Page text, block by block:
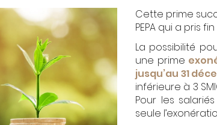
Cette prime
PEPA qui a pris
La possibilité
une prime
jusqu’au 31
inférieure à 3
Pour les
seule